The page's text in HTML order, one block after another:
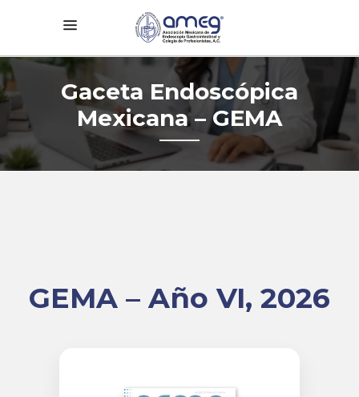
Gaceta Endoscópica
Mexicana – GEMA
GEMA – Año VI, 2026